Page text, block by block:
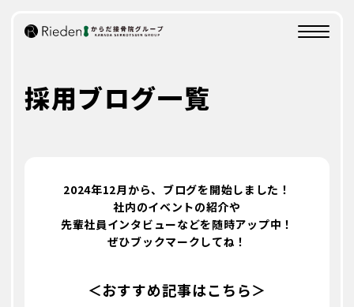
創業の想い
SHIGOTO
採用ブログ一覧
2024年12月から、 ブログを開始しました！
社内のイベントの紹介や
先輩社員インタビューなどを随時アップ中！
ぜひブックマークしてね！
＜おすすめ記事はこちら＞